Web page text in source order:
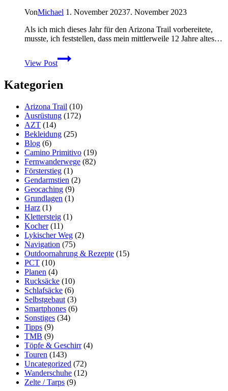
VonMichael 1. November 20237. November 2023
Als ich mich dieses Jahr für den Arizona Trail vorbereitete,
musste, ich feststellen, dass mein mittlerweile 12 Jahre altes…
View Post
Durston
X-
1
Mein
Zelt
dem
Trail
Kategorien
Arizona Trail (10)
Ausrüstung (172)
AZT (14)
Bekleidung (25)
Blog (6)
Camino Primitivo (19)
Fernwanderwege (82)
Försterstieg (1)
Gendarmstien (2)
Geocaching (9)
Grundlagen (1)
Harz (1)
Klettersteig (1)
Kocher(11)
Lykischer Weg (2)
Navigation (75)
Outdoornahrung & Rezepte (15)
PCT (10)
Planen (4)
Rucksäcke (10)
Schlafsäcke (6)
Selbstgebaut (3)
Smartphones (6)
Sonstiges (34)
Tipps (9)
TMB (9)
Töpfe & Geschirr(4)
Touren (143)
Uncategorized (72)
Wanderschuhe (12)
Zelte / Tarps (9)